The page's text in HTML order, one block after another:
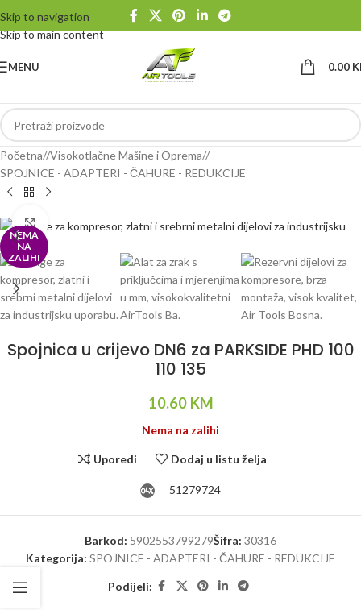
Skip to navigation
Skip to main content
MENU 0.00
Početna/ Visokotlačne Mašine i Oprema/
SPOJNICE - ADAPTERI - ČAHURE - REDUKCIJE
NEMA
NA
ZALIHI
Klikni da uvećaš
Spojnica u crijevo DN6 za PARKSIDE PHD 100
110 135
10.60 KM
Nema na zalihi
Uporedi Dodaj u listu želja
51279724
Barkod: 5902553799279Šifra: 30316
Kategorija: SPOJNICE - ADAPTERI - ČAHURE - REDUKCIJE
Podijeli: